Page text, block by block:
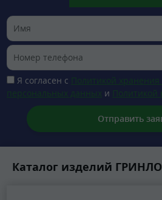
Я согласен с Политикой хранения
персональных данных и Политикой
Каталог изделий